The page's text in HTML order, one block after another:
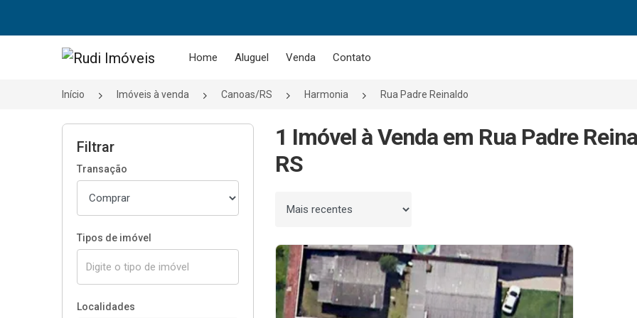
Página inicial Home Aluguel Venda Contato
Início Imóveis à venda Canoas/RS Harmonia Rua Padre Reinaldo
Filtrar
Transação
Tipos de imóvel
Localidades
1 Imóvel à Venda em Rua Padre
RS
Ordenar por